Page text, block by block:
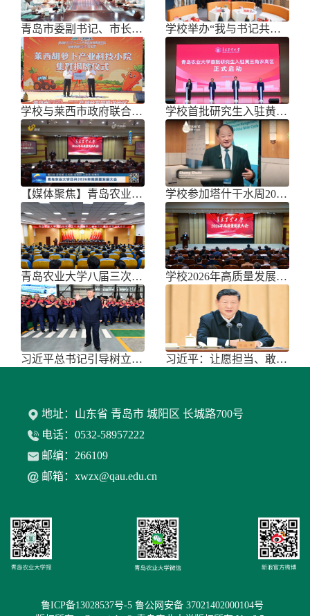
青岛市委副书记、市长任刚来校调研 学校举办“我与书记共话成长”师生面
学校与莱西市政府联合举办青岛市胡萝 学校首批研究生入驻黄三角农高区
【媒体聚焦】青岛农业大学召开202 学校参加塔什干水周2026国际论坛
青岛农业大学八届三次双代会胜利召开 学校2026年高质量发展大会召开
习近平总书记引导树立和践行正确政绩 习近平：让愿担当、敢担当、善担当蔚
地址：山东省 青岛市 城阳区 长城路700号
电话：0532-58957222
邮编：266109
邮箱：xwzx@qau.edu.cn
鲁ICP备13028537号-5 鲁公网安备 37021402000104号